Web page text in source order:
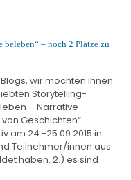
beleben“ – noch 2 Plätze zu
wir möchten Ihnen
Storytelling-
– Narrative
Geschichten“
am 24.-25.09.2015 in
Teilnehmer/innen aus
haben. 2.) es sind